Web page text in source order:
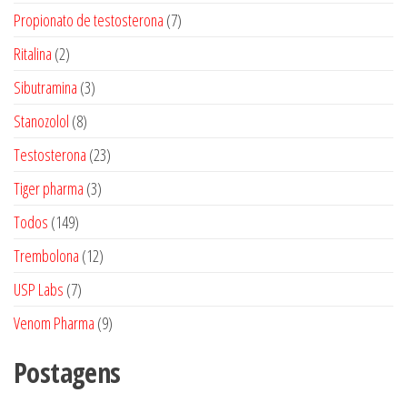
produtos
Propionato de testosterona 77
Ritalina 22
produtos
Sibutramina 33
Stanozolol 88
produtos
Testosterona 2323
Tiger pharma 33
Todos 149149
produtos
Trembolona 1212
USP Labs 77
produtos
Venom Pharma 99
Postagens